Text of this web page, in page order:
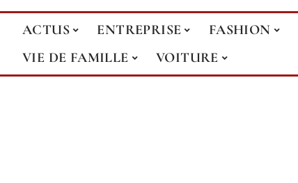
ACTUS ENTREPRISE FASHION
VIE DE FAMILLE
VOITURE